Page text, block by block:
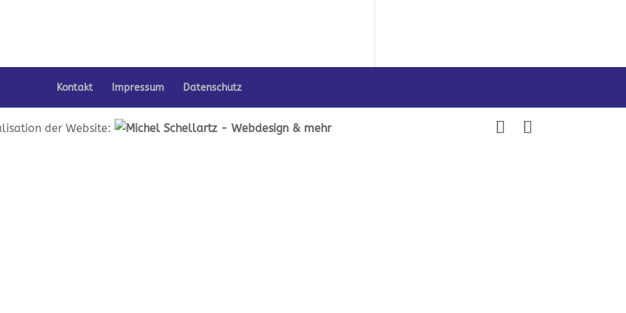
Kontakt Impressum Datenschutz
der Website: